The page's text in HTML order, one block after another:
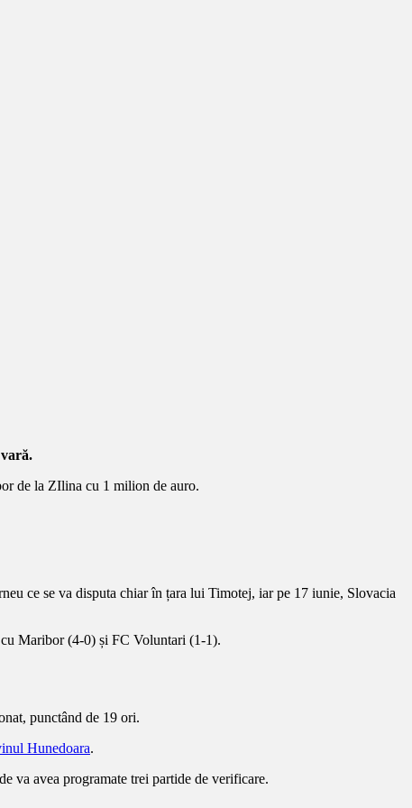
de la ZIlina cu 1 milion de auro.
ce se va disputa chiar în țara lui Timotej, iar pe 17 iunie, Slovacia
Maribor (4-0) și FC Voluntari (1-1).
punctând de 19 ori.
Hunedoara.
va avea programate trei partide de verificare.